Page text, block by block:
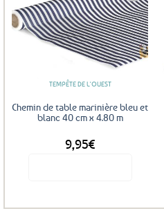
Ajouter
aux
favoris
TEMPÊTE DE L'OUEST
Chemin de table marinière bleu et
blanc 40 cm x 4.80 m
9,95€